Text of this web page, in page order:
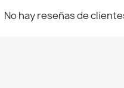
No hay reseñas de